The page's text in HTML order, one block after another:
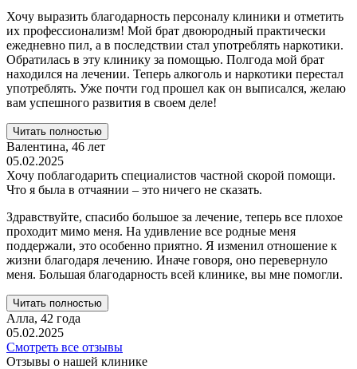
Хочу выразить благодарность персоналу клиники и отметить
их профессионализм! Мой брат двоюродный практически
ежедневно пил, а в последствии стал употреблять наркотики.
Обратилась в эту клинику за помощью. Полгода мой брат
находился на лечении. Теперь алкоголь и наркотики перестал
употреблять. Уже почти год прошел как он выписался, желаю
вам успешного развития в своем деле!
Читать полностью
Валентина, 46 лет
05.02.2025
Хочу поблагодарить специалистов частной скорой помощи.
Что я была в отчаянии – это ничего не сказать.
Здравствуйте, спасибо большое за лечение, теперь все плохое
проходит мимо меня. На удивление все родные меня
поддержали, это особенно приятно. Я изменил отношение к
жизни благодаря лечению. Иначе говоря, оно перевернуло
меня. Большая благодарность всей клинике, вы мне помогли.
Читать полностью
Алла, 42 года
05.02.2025
Смотреть все отзывы
Отзывы о нашей клинике